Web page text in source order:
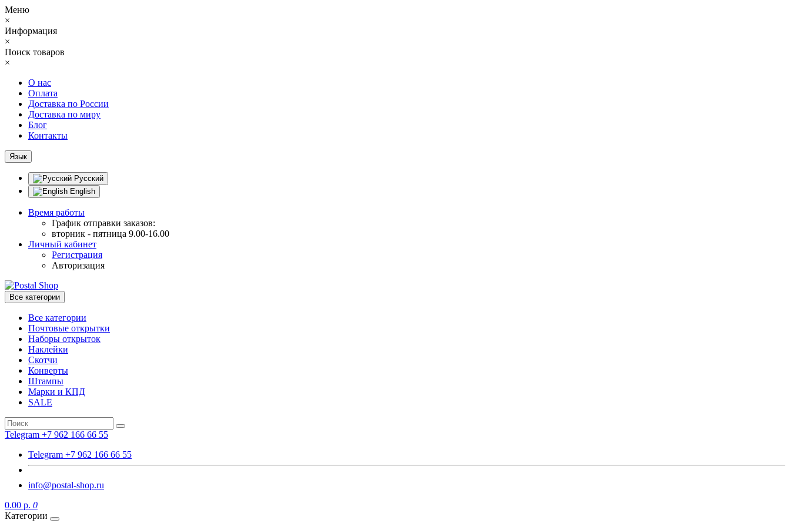
Меню
×
Информация
×
Поиск товаров
×
О нас
Оплата
Доставка по России
Доставка по миру
Блог
Контакты
Язык
Русский
English
Время работы
График отправки заказов:
вторник - пятница 9.00-16.00
Личный кабинет
Регистрация
Авторизация
Все категории
Все категории
Почтовые открытки
Наборы открыток
Наклейки
Скотчи
Конверты
Штампы
Марки и КПД
SALE
Telegram +7 962 166 66 55
Telegram +7 962 166 66 55
info@postal-shop.ru
0.00 р. 0
Категории